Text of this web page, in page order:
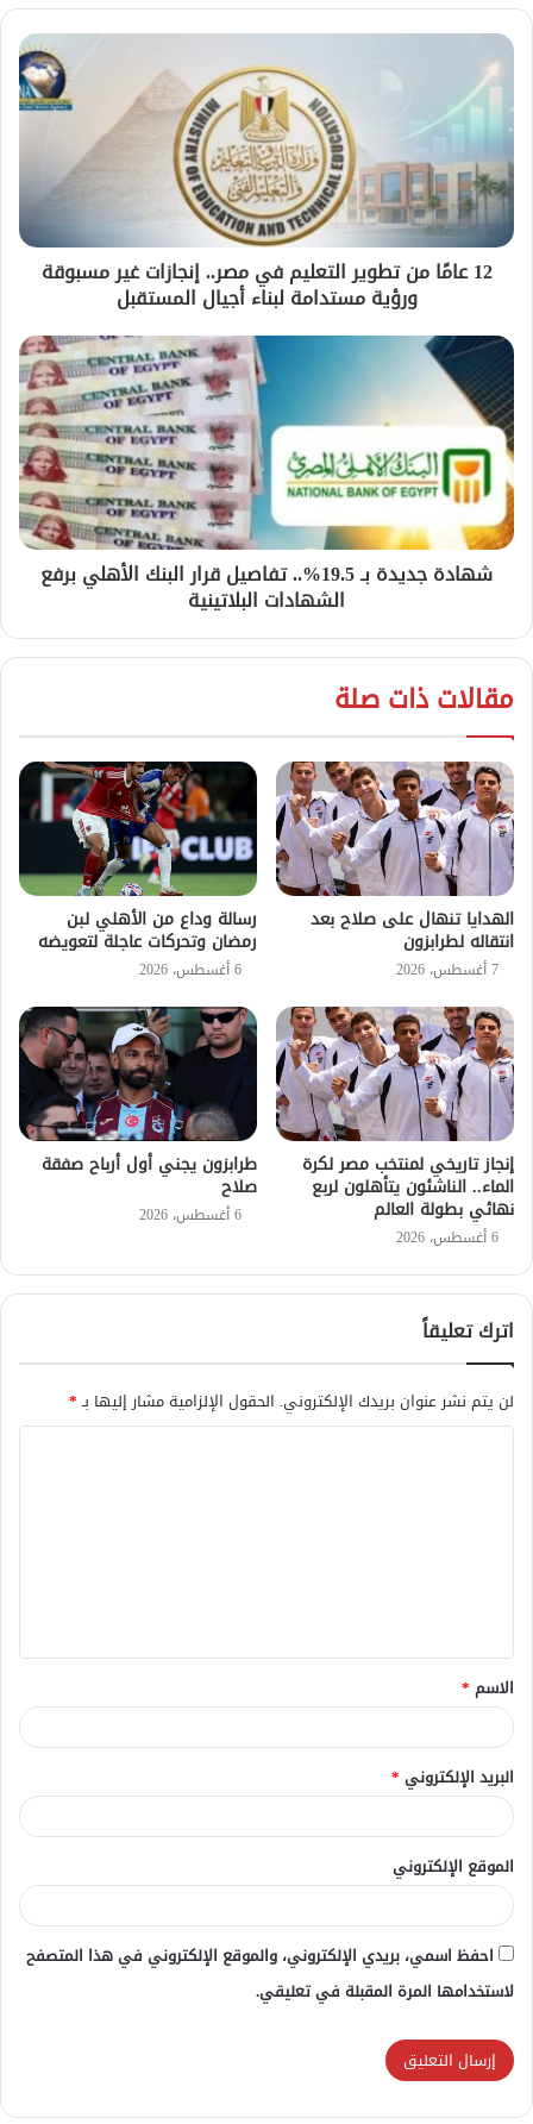
12 عامًا من تطوير التعليم في مصر.. إنجازات غير مسبوقة
ورؤية مستدامة لبناء أجيال المستقبل
شهادة جديدة بـ 19.5%.. تفاصيل قرار البنك الأهلي برفع
الشهادات البلاتينية
مقالات ذات صلة
الهدايا تنهال على صلاح بعد
انتقاله لطرابزون
7 أغسطس، 2026
رسالة وداع من الأهلي لبن
رمضان وتحركات عاجلة لتعويضه
6 أغسطس، 2026
إنجاز تاريخي لمنتخب مصر لكرة
الماء.. الناشئون يتأهلون لربع
نهائي بطولة العالم
6 أغسطس، 2026
طرابزون يجني أول أرباح صفقة
صلاح
6 أغسطس، 2026
اترك تعليقاً
لن يتم نشر عنوان بريدك الإلكتروني. الحقول الإلزامية مشار إليها بـ*
ق
*
الاسم *
البريد الإلكتروني *
الموقع الإلكتروني
احفظ اسمي، بريدي الإلكتروني، والموقع الإلكتروني في هذا المتصفح
لاستخدامها المرة المقبلة في تعليقي.